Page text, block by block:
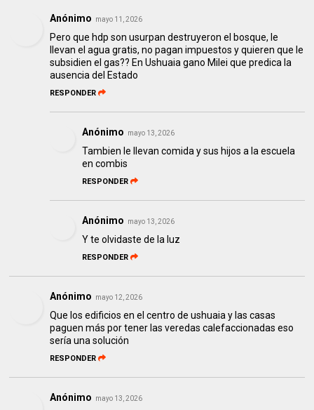
Anónimo mayo 11, 2026
Pero que hdp son usurpan destruyeron el bosque, le
llevan el agua gratis, no pagan impuestos y quieren que le
subsidien el gas?? En Ushuaia gano Milei que predica la
ausencia del Estado
RESPONDER
Anónimo mayo 13, 2026
Tambien le llevan comida y sus hijos a la escuela
en combis
RESPONDER
Anónimo mayo 13, 2026
Y te olvidaste de la luz
RESPONDER
Anónimo mayo 12, 2026
Que los edificios en el centro de ushuaia y las casas
paguen más por tener las veredas calefaccionadas eso
sería una solución
RESPONDER
Anónimo mayo 13, 2026